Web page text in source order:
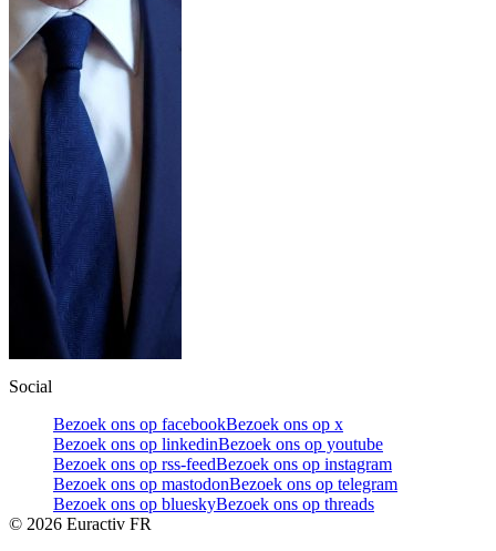
Social
Bezoek ons op facebookBezoek ons op x
Bezoek ons op linkedinBezoek ons op youtube
Bezoek ons op rss-feedBezoek ons op instagram
Bezoek ons op mastodonBezoek ons op telegram
Bezoek ons op blueskyBezoek ons op threads
© 2026 Euractiv FR